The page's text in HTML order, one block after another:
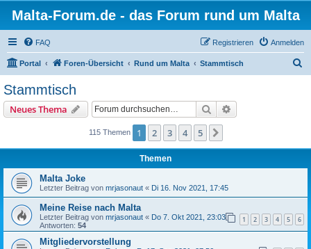
Malta-Forum.de - das Forum rund um Malta
FAQ Anmelden
Registrieren
Portal Foren-Übersicht Rund um Malta Stammtisch
Stammtisch
Neues Thema Suche
115 Themen 1 2 3 4 5
Themen
Malta Joke
Letzter Beitrag von mrjasonaut « Di 16. Nov 2021, 17:45
Meine Reise nach Malta
Letzter Beitrag von mrjasonaut « Do 7. Okt 2021, 23:03
Antworten: 54
1 2 3 4 5 6
Mitgliedervorstellung